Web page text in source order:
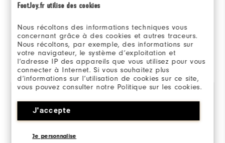
FootJoy.fr utilise des cookies
Nous récoltons des informations techniques vous
concernant grâce à des cookies et autres traceurs.
Nous récoltons, par exemple, des informations sur
votre navigateur, le système d’exploitation et
l’adresse IP des appareils que vous utilisez pour vous
connecter à Internet. Si vous souhaitez plus
d’informations sur l’utilisation de cookies sur ce site,
vous pouvez consulter notre Politique sur les cookies.
J'accepte
Je personnalise
100%
Evalué par 1 client
View All
Golfing Tee
Acheteur Vérifié